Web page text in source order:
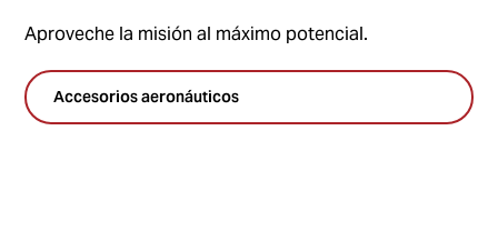
Aproveche la misión al máximo potencial.
Accesorios aeronáuticos